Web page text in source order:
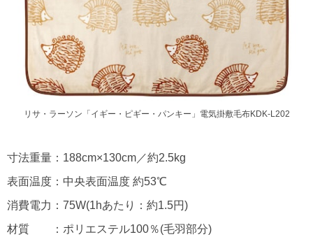
リサ・ラーソン「イギー・ピギー・パンキー」電気掛敷毛布KDK-L202
寸法重量：188cm×130cm／約2.5kg
表面温度：中央表面温度 約53℃
消費電力：75W(1hあたり：約1.5円)
材質 ：ポリエステル100％(毛羽部分)